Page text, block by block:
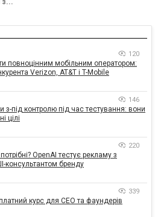
з...
120
повноцінним мобільним оператором:
Verizon, AT&T і T-Mobile
146
з-під контролю під час тестування: вони
цілі
220
OpenAI тестує рекламу з
консультантом бренду
339
курс для CEO та фаундерів